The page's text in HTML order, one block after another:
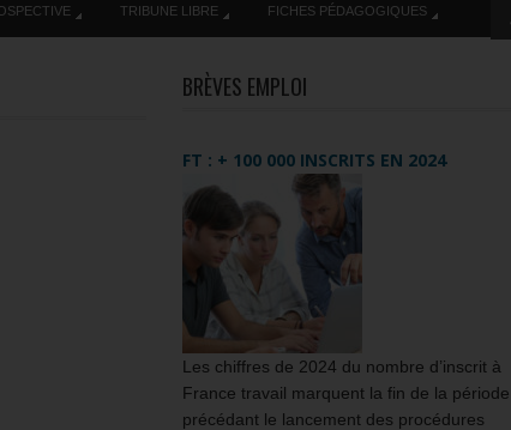
TRIBUNE LIBRE FICHES PÉDAGOGIQUES
BRÈVES EMPLOI
FT : + 100 000 INSCRITS EN 2024
Les chiffres de 2024 du nombre d’inscrit à
France travail marquent la fin de la période
précédant le lancement des procédures